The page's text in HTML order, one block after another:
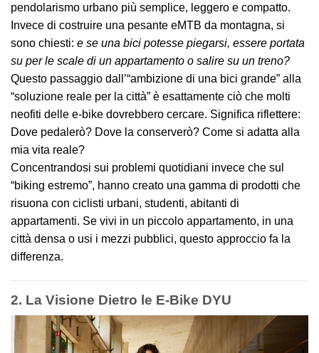
pendolarismo urbano più semplice, leggero e compatto.
Invece di costruire una pesante eMTB da montagna, si
sono chiesti: e se una bici potesse piegarsi, essere portata
su per le scale di un appartamento o salire su un treno?
Questo passaggio dall’“ambizione di una bici grande” alla
“soluzione reale per la città” è esattamente ciò che molti
neofiti delle e‑bike dovrebbero cercare. Significa riflettere:
Dove pedalerò? Dove la conserverò? Come si adatta alla
mia vita reale?
Concentrandosi sui problemi quotidiani invece che sul
“biking estremo”, hanno creato una gamma di prodotti che
risuona con ciclisti urbani, studenti, abitanti di
appartamenti. Se vivi in un piccolo appartamento, in una
città densa o usi i mezzi pubblici, questo approccio fa la
differenza.
2. La Visione Dietro le E‑Bike DYU